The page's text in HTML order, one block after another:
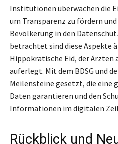
Institutionen überwachen die
um Transparenz zu fördern
Bevölkerung in den
betrachtet sind diese Aspekte
Hippokratische Eid, der
auferlegt. Mit dem BDSG und
Meilensteine gesetzt, die eine
Daten garantieren und den
Informationen im digitalen
Rückblick und